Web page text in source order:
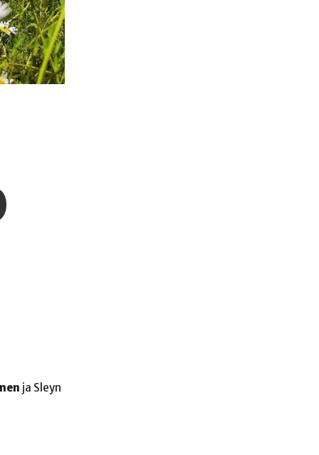
ja Sleyn